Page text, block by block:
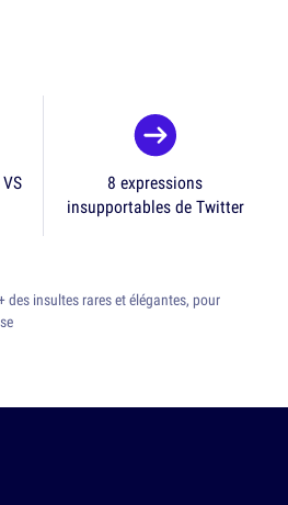
8 expressions
insupportables de Twitter
des insultes rares et élégantes, pour